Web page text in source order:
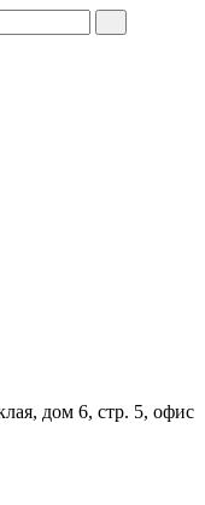
дом 6, стр. 5, офис